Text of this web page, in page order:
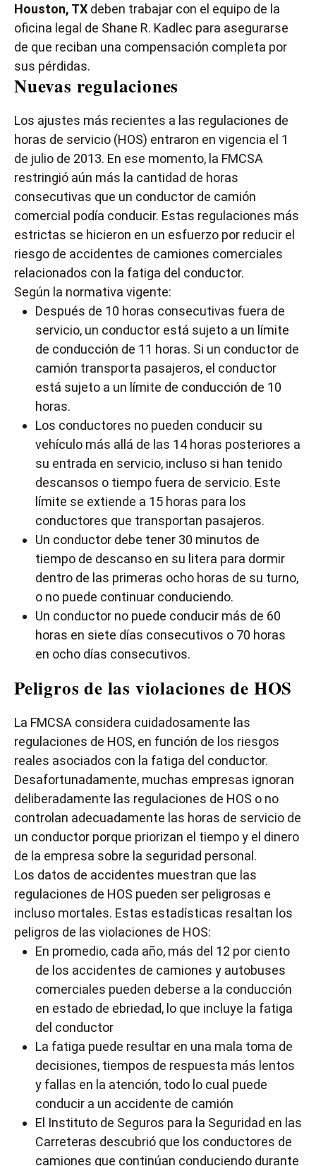
Houston, TX deben trabajar con el equipo de la
oficina legal de Shane R. Kadlec para asegurarse
de que reciban una compensación completa por
sus pérdidas.
Nuevas regulaciones
Los ajustes más recientes a las regulaciones de
horas de servicio (HOS) entraron en vigencia el 1
de julio de 2013. En ese momento, la FMCSA
restringió aún más la cantidad de horas
consecutivas que un conductor de camión
comercial podía conducir. Estas regulaciones más
estrictas se hicieron en un esfuerzo por reducir el
riesgo de accidentes de camiones comerciales
relacionados con la fatiga del conductor.
Según la normativa vigente:
Después de 10 horas consecutivas fuera de
servicio, un conductor está sujeto a un límite
de conducción de 11 horas. Si un conductor de
camión transporta pasajeros, el conductor
está sujeto a un límite de conducción de 10
horas.
Los conductores no pueden conducir su
vehículo más allá de las 14 horas posteriores a
su entrada en servicio, incluso si han tenido
descansos o tiempo fuera de servicio. Este
límite se extiende a 15 horas para los
conductores que transportan pasajeros.
Un conductor debe tener 30 minutos de
tiempo de descanso en su litera para dormir
dentro de las primeras ocho horas de su turno,
o no puede continuar conduciendo.
Un conductor no puede conducir más de 60
horas en siete días consecutivos o 70 horas
en ocho días consecutivos.
Peligros de las violaciones de HOS
La FMCSA considera cuidadosamente las
regulaciones de HOS, en función de los riesgos
reales asociados con la fatiga del conductor.
Desafortunadamente, muchas empresas ignoran
deliberadamente las regulaciones de HOS o no
controlan adecuadamente las horas de servicio de
un conductor porque priorizan el tiempo y el dinero
de la empresa sobre la seguridad personal.
Los datos de accidentes muestran que las
regulaciones de HOS pueden ser peligrosas e
incluso mortales. Estas estadísticas resaltan los
peligros de las violaciones de HOS:
En promedio, cada año, más del 12 por ciento
de los accidentes de camiones y autobuses
comerciales pueden deberse a la conducción
en estado de ebriedad, lo que incluye la fatiga
del conductor
La fatiga puede resultar en una mala toma de
decisiones, tiempos de respuesta más lentos
y fallas en la atención, todo lo cual puede
conducir a un accidente de camión
El Instituto de Seguros para la Seguridad en las
Carreteras descubrió que los conductores de
camiones que continúan conduciendo durante